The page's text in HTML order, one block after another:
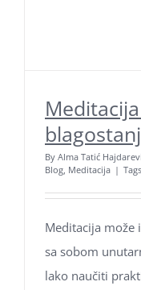
By Alma Tatić
Blog Meditacija |
Meditacija može
sa sobom
lako naučiti